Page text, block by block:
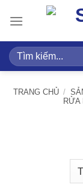
qua
dung
Tìm
kiếm:
TRANG CHỦ /
RỬA